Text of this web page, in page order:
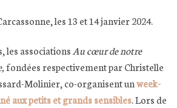
les 13 et 14 janvier 2024.
les associations Au cœur de notre
fondées respectivement par Christelle
Molinier, co-organisent unweek-
aux petits et grands sensibles. Lors de